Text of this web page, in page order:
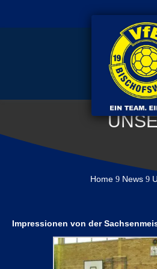
Home 9 News 9
Impressionen von der